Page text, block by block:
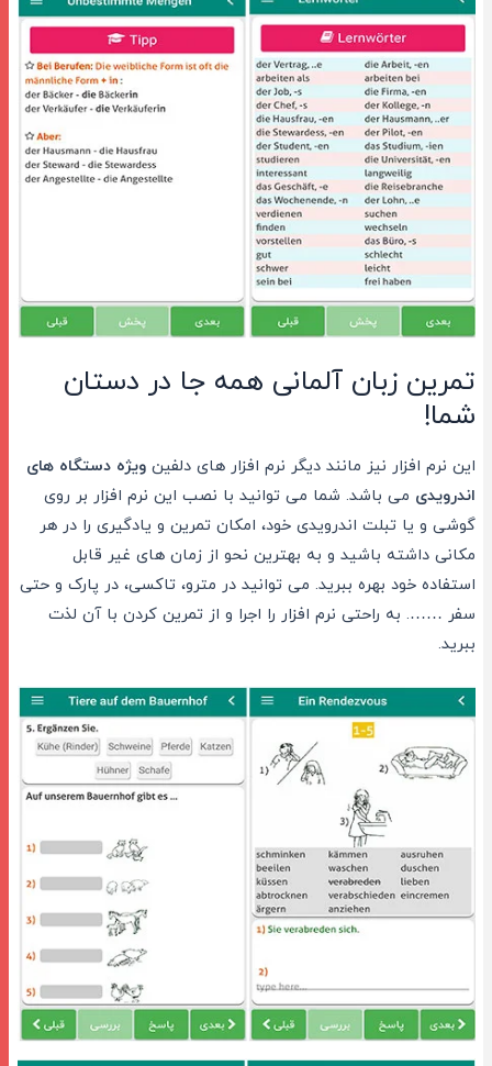
تمرین زبان آلمانی همه جا در دستان
شما!
این نرم افزار نیز مانند دیگر نرم افزار های دلفین ویژه دستگاه های
اندرویدیمی باشد. شما می توانید با نصب این نرم افزار بر روی
گوشی و یا تبلت اندرویدی خود، امکان تمرین و یادگیری را در هر
مکانی داشته باشید و به بهترین نحو از زمان های غیر قابل
استفاده خود بهره ببرید. می توانید در مترو، تاکسی، در پارک و حتی
سفر ……. به راحتی نرم افزار را اجرا و از تمرین کردن با آن لذت
ببرید.